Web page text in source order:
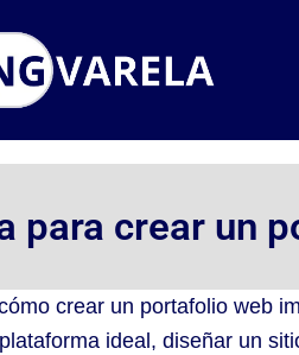
para crear un
crear un portafolio web
ideal, diseñar un